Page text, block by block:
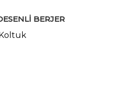
BERJER